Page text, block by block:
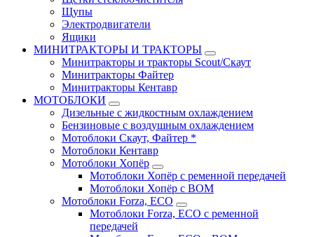
Щупы
Электродвигатели
Ящики
МИНИТРАКТОРЫ И ТРАКТОРЫ
Минитракторы и тракторы Scout/Скаут
Минитракторы Файтер
Минитракторы Кентавр
МОТОБЛОКИ
Дизельные с жидкостным охлаждением
Бензиновые с воздушным охлаждением
Мотоблоки Скаут, Файтер *
Мотоблоки Кентавр
Мотоблоки Хопёр
Мотоблоки Хопёр с ременной передачей
Мотоблоки Хопёр с ВОМ
Мотоблоки Forza, ECO
Мотоблоки Forza, ЕСО с ременной
передачей